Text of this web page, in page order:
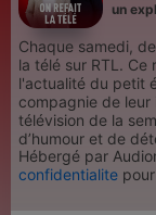
un
Chaque samedi,
la télé sur RTL.
l'actualité du petit
compagnie de
télévision de la
d’humour et de
Hébergé par
confidentialite